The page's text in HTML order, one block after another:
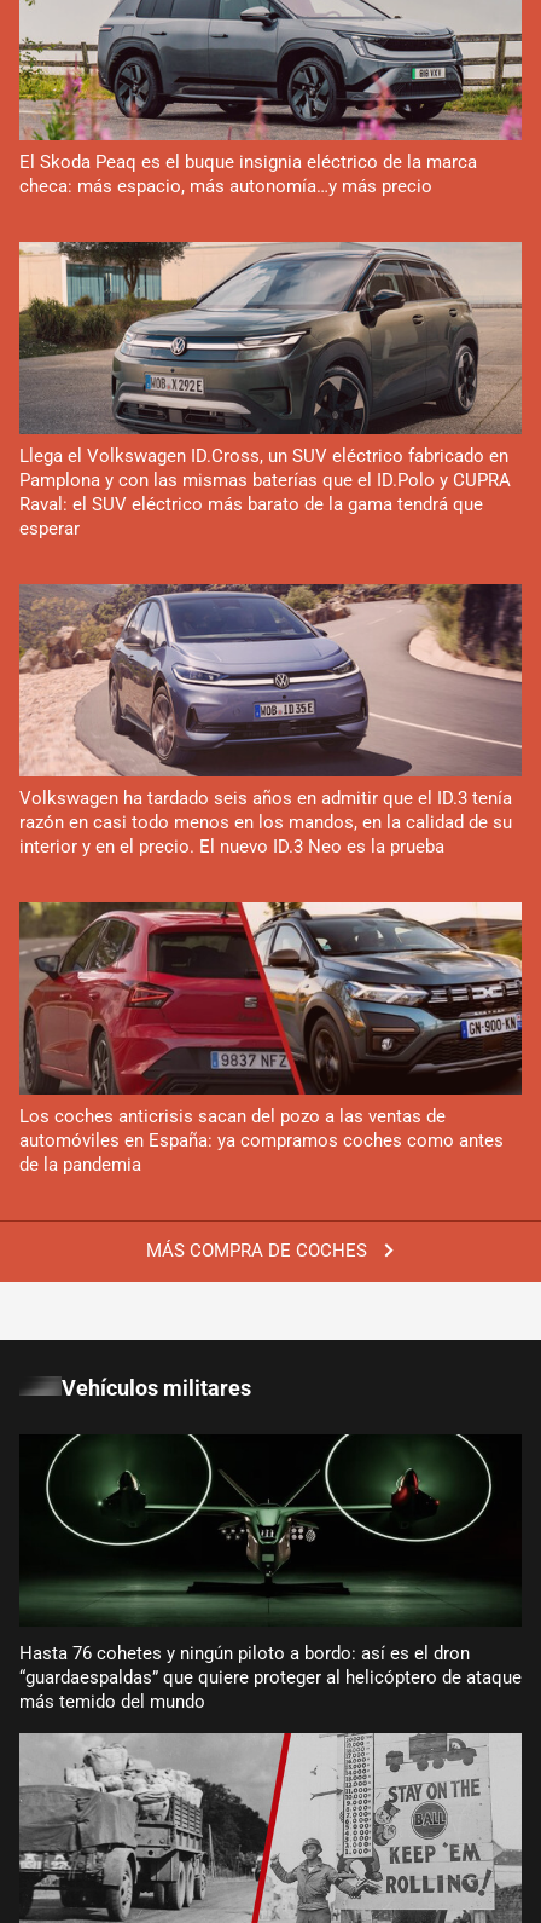
MÁS COMPRA DE COCHES
El Skoda Peaq es el buque insignia eléctrico de la marca
checa: más espacio, más autonomía…y más precio
Llega el Volkswagen ID.Cross, un SUV eléctrico fabricado en
Pamplona y con las mismas baterías que el ID.Polo y CUPRA
Raval: el SUV eléctrico más barato de la gama tendrá que
esperar
Volkswagen ha tardado seis años en admitir que el ID.3 tenía
razón en casi todo menos en los mandos, en la calidad de su
interior y en el precio. El nuevo ID.3 Neo es la prueba
Los coches anticrisis sacan del pozo a las ventas de
automóviles en España: ya compramos coches como antes
de la pandemia
Vehículos militares
Hasta 76 cohetes y ningún piloto a bordo: así es el dron
“guardaespaldas” que quiere proteger al helicóptero de ataque
más temido del mundo